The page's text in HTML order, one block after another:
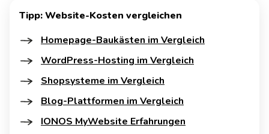
Tipp: Website-Kosten vergleichen
Homepage-Baukästen im Vergleich
WordPress-Hosting im Vergleich
Shopsysteme im Vergleich
Blog-Plattformen im Vergleich
IONOS MyWebsite Erfahrungen